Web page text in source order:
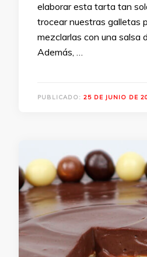
elaborar esta tarta tan
trocear nuestras galletas
mezclarlas con una salsa
Además, …
PUBLICADO: 25 DE JUNIO DE